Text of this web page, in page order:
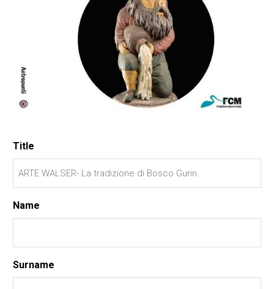
Title
Name
Surname